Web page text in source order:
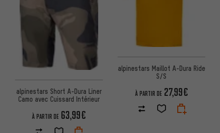
alpinestars Short A-Dura Liner
Camo avec Cuissard Intérieur
À PARTIR DE 63,99€
alpinestars Maillot A-Dura Ride
S/S
À PARTIR DE 27,99€